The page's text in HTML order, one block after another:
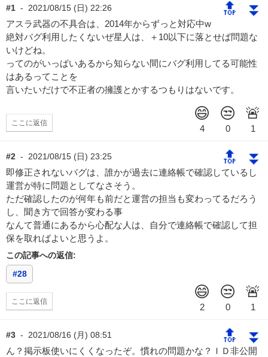
#1 - 2021/08/15 (日) 22:26 🔝 ⏬
アスラ武器の不具合は、2014年からずっと対応中w
絶対バグ利用したくないぜ星人は、＋10以下に落とせば問題な
いけどね。
ってのがいっぱいあるから知らない間にバグ利用してる可能性
はあるってことを
言いたいだけで不正者の擁護とかするつもりはないです。
ここに返信
#2 - 2021/08/15 (日) 23:25 🔝 ⏬
即修正されないバグは、誰かが過去に連絡帳で確認しているし
運営が特に問題としてなさそう。
ただ確認したのが何年も前だと運営の担当も変わってるだろう
し、聞き方で回答が変わる事
なんて普通にあるから心配な人は、自分で連絡帳で確認して担
保を取ればよいと思うよ。
この記事への返信:
#28
ここに返信
#3 - 2021/08/16 (月) 08:51 🔝 ⏬
ん？掲示板使いにくくなったぞ。慣れの問題かな？ＩＤ非公開